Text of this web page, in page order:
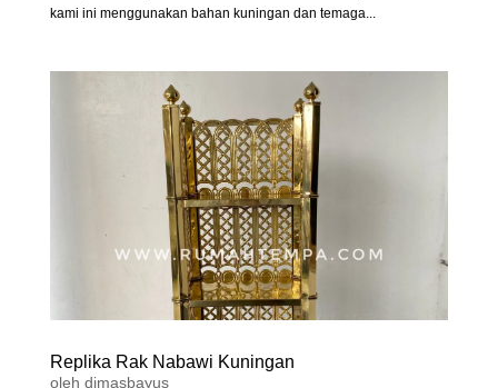
kami ini menggunakan bahan kuningan dan temaga...
Replika Rak Nabawi Kuningan
oleh dimasbayus